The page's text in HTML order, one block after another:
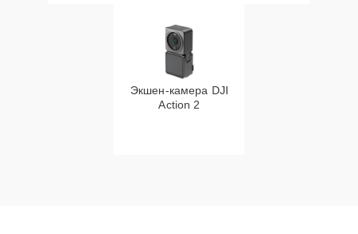
Экшен-камера DJI
Action 2